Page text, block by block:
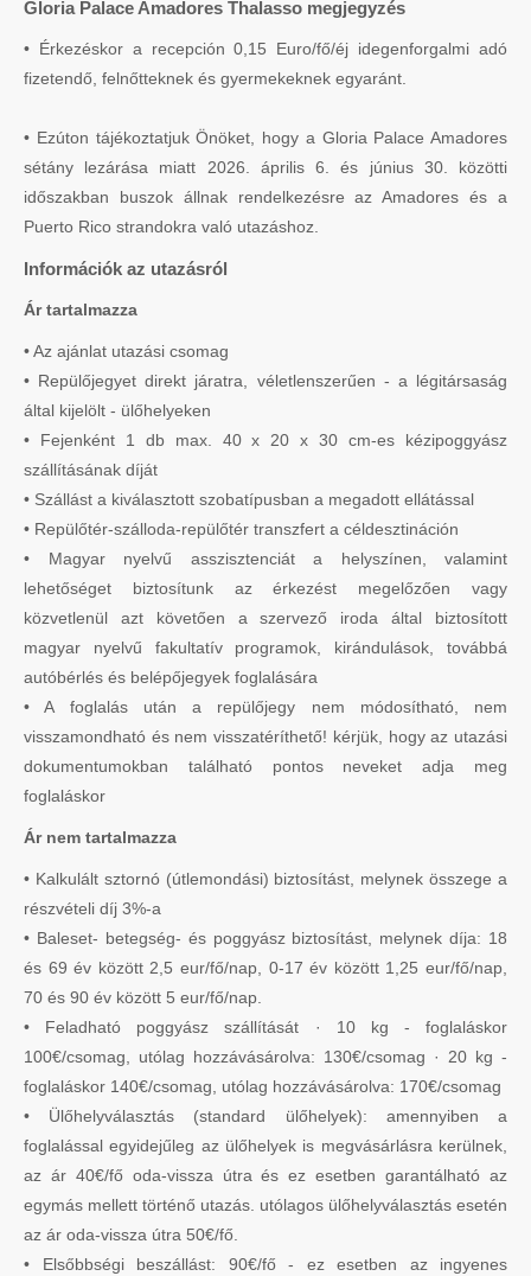
Gloria Palace Amadores Thalasso megjegyzés
• Érkezéskor a recepción 0,15 Euro/fő/éj idegenforgalmi adó
fizetendő, felnőtteknek és gyermekeknek egyaránt.
• Ezúton tájékoztatjuk Önöket, hogy a Gloria Palace Amadores
sétány lezárása miatt 2026. április 6. és június 30. közötti
időszakban buszok állnak rendelkezésre az Amadores és a
Puerto Rico strandokra való utazáshoz.
Információk az utazásról
Ár tartalmazza
• Az ajánlat utazási csomag
• Repülőjegyet direkt járatra, véletlenszerűen - a légitársaság
által kijelölt - ülőhelyeken
• Fejenként 1 db max. 40 x 20 x 30 cm-es kézipoggyász
szállításának díját
• Szállást a kiválasztott szobatípusban a megadott ellátással
• Repülőtér-szálloda-repülőtér transzfert a céldesztináción
• Magyar nyelvű asszisztenciát a helyszínen, valamint
lehetőséget biztosítunk az érkezést megelőzően vagy
közvetlenül azt követően a szervező iroda által biztosított
magyar nyelvű fakultatív programok, kirándulások, továbbá
autóbérlés és belépőjegyek foglalására
• A foglalás után a repülőjegy nem módosítható, nem
visszamondható és nem visszatéríthető! kérjük, hogy az utazási
dokumentumokban található pontos neveket adja meg
foglaláskor
Ár nem tartalmazza
• Kalkulált sztornó (útlemondási) biztosítást, melynek összege a
részvételi díj 3%-a
• Baleset- betegség- és poggyász biztosítást, melynek díja: 18
és 69 év között 2,5 eur/fő/nap, 0-17 év között 1,25 eur/fő/nap,
70 és 90 év között 5 eur/fő/nap.
• Feladható poggyász szállítását · 10 kg - foglaláskor
100€/csomag, utólag hozzávásárolva: 130€/csomag · 20 kg -
foglaláskor 140€/csomag, utólag hozzávásárolva: 170€/csomag
• Ülőhelyválasztás (standard ülőhelyek): amennyiben a
foglalással egyidejűleg az ülőhelyek is megvásárlásra kerülnek,
az ár 40€/fő oda-vissza útra és ez esetben garantálható az
egymás mellett történő utazás. utólagos ülőhelyválasztás esetén
az ár oda-vissza útra 50€/fő.
• Elsőbbségi beszállást: 90€/fő - ez esetben az ingyenes